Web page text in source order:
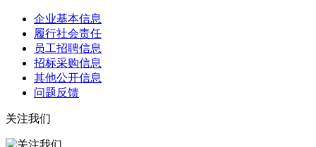
企业基本信息
履行社会责任
员工招聘信息
招标采购信息
其他公开信息
问题反馈
关注我们